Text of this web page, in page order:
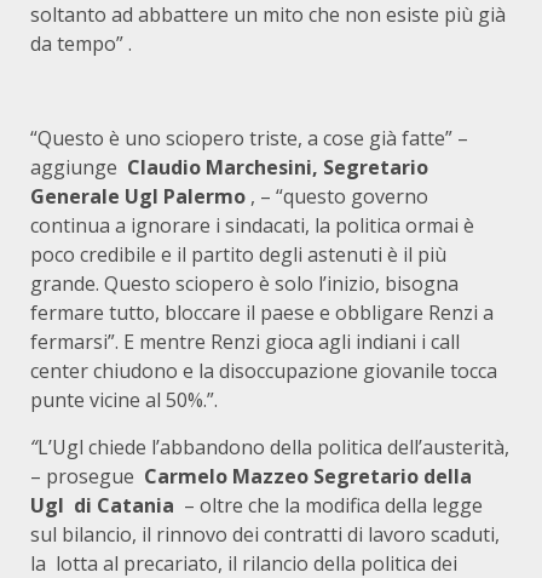
soltanto ad abbattere un mito che non esiste più già
da tempo” .
“Questo è uno sciopero triste, a cose già fatte” –
aggiunge Claudio Marchesini, Segretario
Generale Ugl Palermo , – “questo governo
continua a ignorare i sindacati, la politica ormai è
poco credibile e il partito degli astenuti è il più
grande. Questo sciopero è solo l’inizio, bisogna
fermare tutto, bloccare il paese e obbligare Renzi a
fermarsi”. E mentre Renzi gioca agli indiani i call
center chiudono e la disoccupazione giovanile tocca
punte vicine al 50%.”.
“L’Ugl chiede l’abbandono della politica dell’austerità,
– prosegue Carmelo Mazzeo Segretario della
Ugl di Catania – oltre che la modifica della legge
sul bilancio, il rinnovo dei contratti di lavoro scaduti,
la lotta al precariato, il rilancio della politica dei